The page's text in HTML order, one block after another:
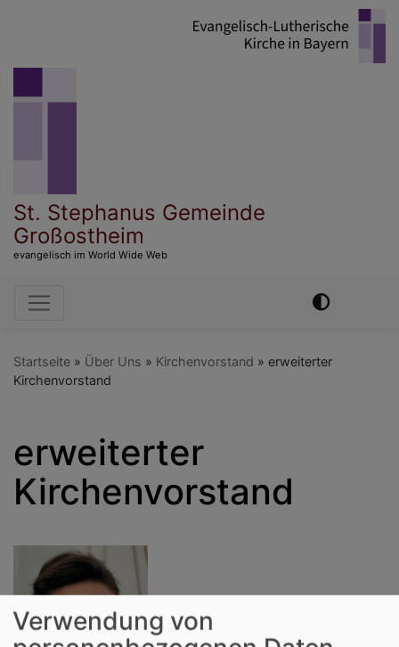
St. Stephanus Gemeinde
Großostheim
evangelisch im World Wide Web
Hauptnavigation
Startseite Über Uns Kirchenvorstand
erweiterter
Kirchenvorstand
erweiterter
Kirchenvorstand
Verwendung von